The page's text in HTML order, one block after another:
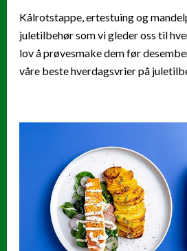
Kålrotstappe, ertestuing og
juletilbehør som vi gleder oss til
lov å prøvesmake dem før
våre beste hverdagsvrier på